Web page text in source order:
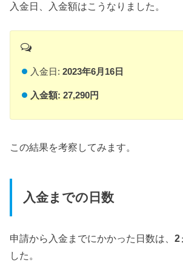
入金日、入金額はこうなりました。
入金日: 2023年6月16日
入金額: 27,290円
この結果を考察してみます。
入金までの日数
申請から入金までにかかった日数は、2
した。